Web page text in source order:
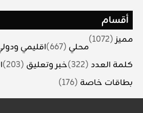
أقسام
مميز(1072)
محلي (667) اقليمي
كلمة العدد (322) خبر وتعليق (203)
بطاقات خاصة (176)